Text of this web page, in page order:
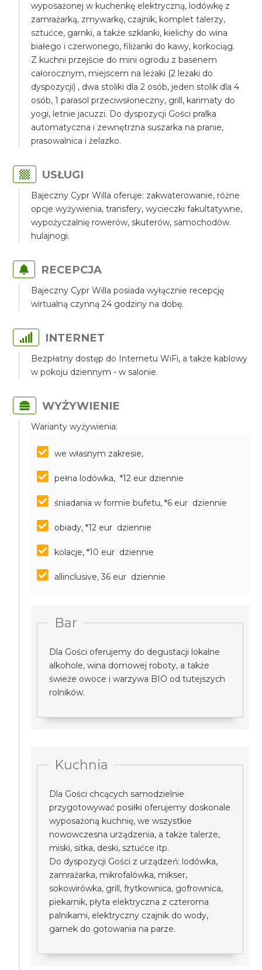
wyposażonej w kuchenkę elektryczną, lodówkę z
zamrażarką, zmywarkę, czajnik, komplet talerzy,
sztućce, garnki, a także szklanki, kielichy do wina
białego i czerwonego, filiżanki do kawy, korkociąg.
Z kuchni przejście do mini ogrodu z basenem
całorocznym, miejscem na leżaki (2 leżaki do
dyspozycji) , dwa stoliki dla 2 osób, jeden stolik dla 4
osób, 1 parasol przeciwsłoneczny, grill, karimaty do
yogi, letnie jacuzzi. Do dyspozycji Gości pralka
automatyczna i zewnętrzna suszarka na pranie,
prasowalnica i żelazko.
USŁUGI
Bajeczny Cypr Willa oferuje: zakwaterowanie, różne
opcje wyżywienia, transfery, wycieczki fakultatywne,
wypożyczalnię rowerów, skuterów, samochodów.
hulajnogi.
RECEPCJA
Bajeczny Cypr Willa posiada wyłącznie recepcję
wirtualną czynną 24 godziny na dobę.
INTERNET
Bezpłatny dostęp do Internetu WiFi, a także kablowy
w pokoju dziennym - w salonie.
WYŻYWIENIE
Warianty wyżywienia:
we własnym zakresie,
pełna lodówka, *12 eur dziennie
śniadania w formie bufetu, *6 eur dziennie
obiady, *12 eur dziennie
kolacje, *10 eur dziennie
allinclusive, 36 eur dziennie
Bar
Dla Gości oferujemy do degustacji lokalne
alkohole, wina domowej roboty, a także
świeże owoce i warzywa BIO od tutejszych
rolników.
Kuchnia
Dla Gości chcących samodzielnie
przygotowywać posiłki oferujemy doskonale
wyposażoną kuchnię, we wszystkie
nowowczesna urządzenia, a także talerze,
miski, sitka, deski, sztućce itp.
Do dyspozycji Gości z urządzeń: lodówka,
zamrażarka, mikrofalówka, mikser,
sokowirówka, grill, frytkownica, gofrownica,
piekarnik, płyta elektryczna z czteroma
palnikami, elektryczny czajnik do wody,
garnek do gotowania na parze.